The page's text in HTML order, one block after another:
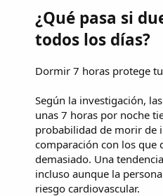
¿Qué pasa si
todos los días?
Dormir 7 horas protege
Según la investigación,
unas 7 horas por noche
probabilidad de morir de
comparación con los que
demasiado. Una
incluso aunque la
riesgo cardiovascular.